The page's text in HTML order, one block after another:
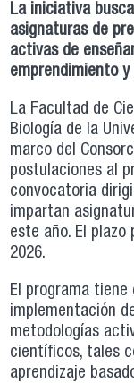
La iniciativa
asignaturas de
activas de
emprendimiento
La Facultad de
Biología de la
marco del
postulaciones al
convocatoria
impartan
este año. El
2026.
El programa
implementación
metodologías
científicos, tales
aprendizaje